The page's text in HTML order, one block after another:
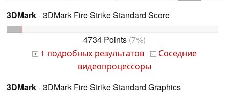
3DMark- 3DMark Fire Strike Standard Score
4734 Points (7%)
+ 1 подробных результатов + Соседние
видеопроцессоры
3DMark- 3DMark Fire Strike Standard Graphics